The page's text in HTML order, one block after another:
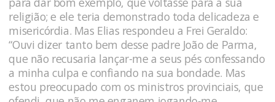
religião; e ele teria demonstrado toda delicadeza e
misericórdia. Mas Elias respondeu a Frei Geraldo:
“Ouvi dizer tanto bem desse padre João de Parma,
que não recusaria lançar-me a seus pés confessando
a minha culpa e confiando na sua bondade. Mas
estou preocupado com os ministros provinciais, que